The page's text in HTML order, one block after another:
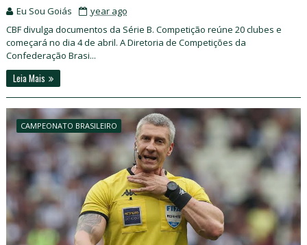
Eu Sou Goiás
year ago
CBF divulga documentos da Série B. Competição reúne 20 clubes e
começará no dia 4 de abril. A Diretoria de Competições da
Confederação Brasi...
Leia Mais
CAMPEONATO BRASILEIRO